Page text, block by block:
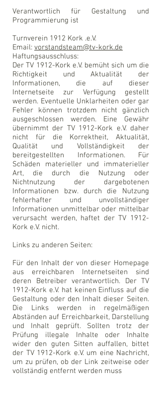
Verantwortlich für Gestaltung und
Programmierung ist
Turnverein 1912 Kork .e.V.
Email: vorstandsteam@tv-kork.de
Haftungsausschluss:
Der TV 1912-Kork e.V. bemüht sich um die
Richtigkeit und Aktualität der
Informationen, die auf dieser
Internetseite zur Verfügung gestellt
werden. Eventuelle Unklarheiten oder gar
Fehler können trotzdem nicht gänzlich
ausgeschlossen werden. Eine Gewähr
übernimmt der TV 1912-Kork e.V. daher
nicht für die Korrektheit, Aktualität,
Qualität und Vollständigkeit der
bereitgestellten Informationen. Für
Schäden materieller und immaterieller
Art, die durch die Nutzung oder
Nichtnutzung der dargebotenen
Informationen bzw. durch die Nutzung
fehlerhafter und unvollständiger
Informationen unmittelbar oder mittelbar
verursacht werden, haftet der TV 1912-
Kork e.V. nicht.
Links zu anderen Seiten:
Für den Inhalt der von dieser Homepage
aus erreichbaren Internetseiten sind
deren Betreiber verantwortlich. Der TV
1912-Kork e.V. hat keinen Einfluss auf die
Gestaltung oder den Inhalt dieser Seiten.
Die Links werden in regelmäßigen
Abständen auf Erreichbarkeit, Darstellung
und Inhalt geprüft. Sollten trotz der
Prüfung illegale Inhalte oder Inhalte
wider den guten Sitten auffallen, bittet
der TV 1912-Kork e.V. um eine Nachricht,
um zu prüfen, ob der Link zeitweise oder
vollständig entfernt werden muss